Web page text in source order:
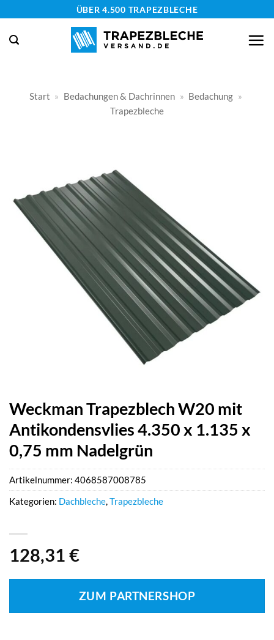
springen
ÜBER 4.500 TRAPEZBLECHE
Start » Bedachungen & Dachrinnen » Bedachung »
Trapezbleche
Weckman Trapezblech W20 mit
Antikondensvlies 4.350 x 1.135 x
0,75 mm Nadelgrün
128,31 €
ZUM PARTNERSHOP
Artikelnummer: 4068587008785
Kategorien: Dachbleche,Trapezbleche